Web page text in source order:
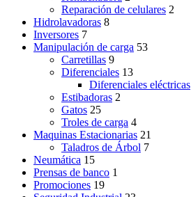
Reparación de celulares 2
Hidrolavadoras 8
Inversores 7
Manipulación de carga 53
Carretillas 9
Diferenciales 13
Diferenciales eléctricas
Estibadoras 2
Gatos 25
Troles de carga 4
Maquinas Estacionarias 21
Taladros de Árbol 7
Neumática 15
Prensas de banco 1
Promociones 19